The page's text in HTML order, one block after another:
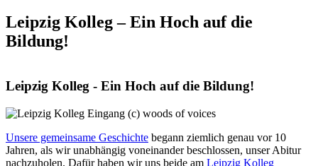
Leipzig Kolleg – Ein Hoch auf die
Bildung!
Leipzig Kolleg - Ein Hoch auf die Bildung!
Unsere gemeinsame Geschichte begann ziemlich genau vor 10
Jahren, als wir unabhängig voneinander beschlossen, unser Abitur
nachzuholen. Dafür haben wir uns beide am Leipzig Kolleg